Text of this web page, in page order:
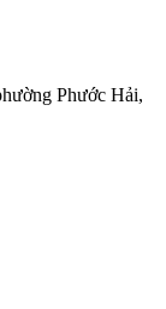
Phước Hải,